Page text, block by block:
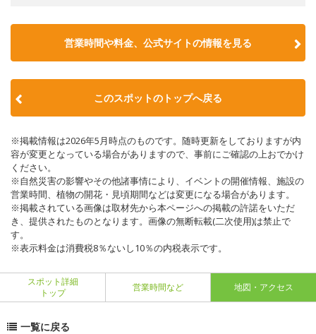
営業時間や料金、公式サイトの情報を見る
このスポットのトップへ戻る
※掲載情報は2026年5月時点のものです。随時更新をしておりますが内
容が変更となっている場合がありますので、事前にご確認の上おでかけ
ください。
※自然災害の影響やその他諸事情により、イベントの開催情報、施設の
営業時間、植物の開花・見頃期間などは変更になる場合があります。
※掲載されている画像は取材先から本ページへの掲載の許諾をいただ
き、提供されたものとなります。画像の無断転載(二次使用)は禁止で
す。
※表示料金は消費税8％ないし10％の内税表示です。
スポット詳細
トップ
営業時間など 地図・アクセス
一覧に戻る